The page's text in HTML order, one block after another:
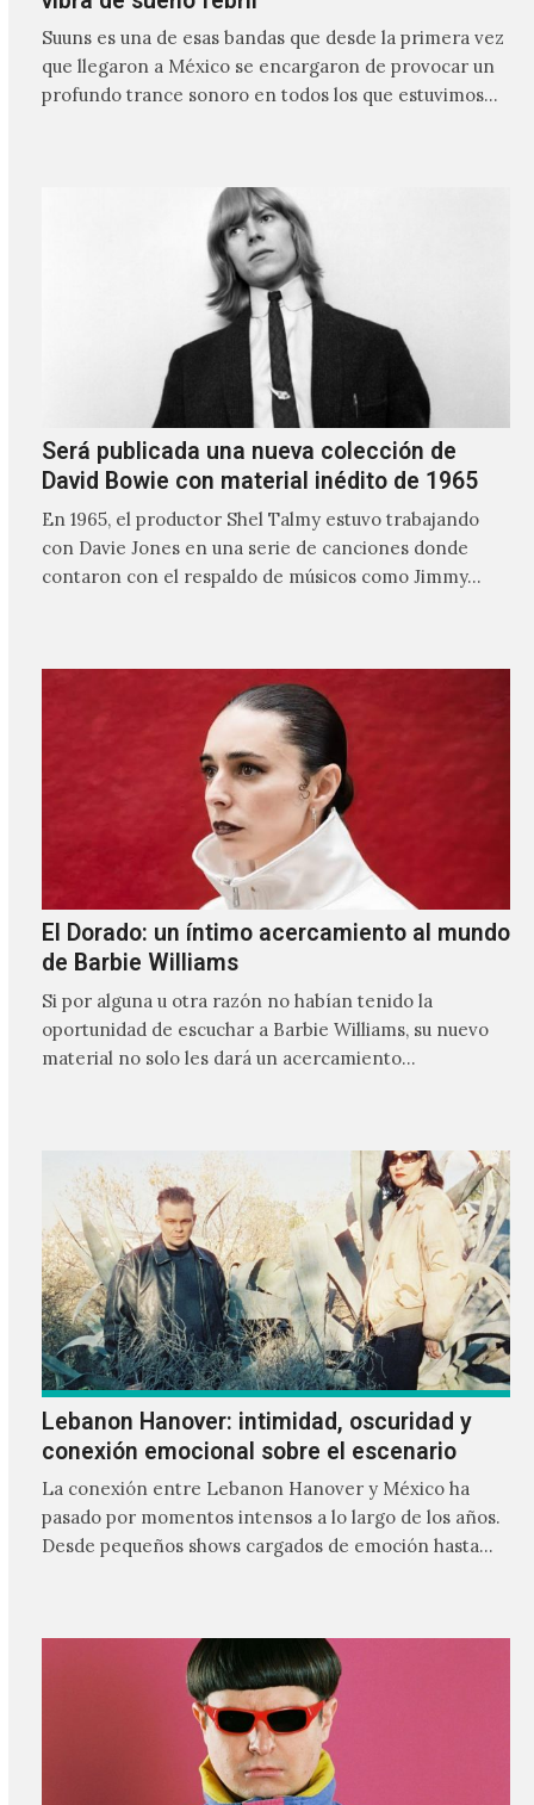
Suuns es una de esas bandas que desde la primera vez
que llegaron a México se encargaron de provocar un
profundo trance sonoro en todos los que estuvimos
Será publicada una nueva colección de
David Bowie con material inédito de 1965
En 1965, el productor Shel Talmy estuvo trabajando
con Davie Jones en una serie de canciones donde
contaron con el respaldo de músicos como Jimmy…
El Dorado: un íntimo acercamiento al mundo
de Barbie Williams
Si por alguna u otra razón no habían tenido la
oportunidad de escuchar a Barbie Williams, su nuevo
material no solo les dará un acercamiento…
Lebanon Hanover: intimidad, oscuridad y
conexión emocional sobre el escenario
La conexión entre Lebanon Hanover y México ha
pasado por momentos intensos a lo largo de los años.
Desde pequeños shows cargados de emoción hasta
mezcla de post-punk, coldwave y letras
profundamente melancólicas.